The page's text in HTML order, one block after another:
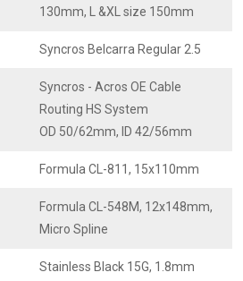
130mm, L &XL size 150mm
Syncros Belcarra Regular 2.5
Syncros - Acros OE Cable
Routing HS System
OD 50/62mm, ID 42/56mm
Formula CL-811, 15x110mm
Formula CL-548M, 12x148mm,
Micro Spline
Stainless Black 15G, 1.8mm